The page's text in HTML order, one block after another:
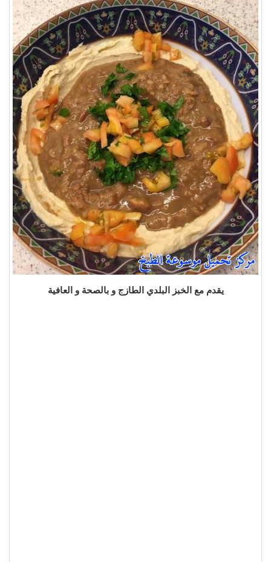
يقدم مع الخبز البلدي الطازج و بالصحة و العافية